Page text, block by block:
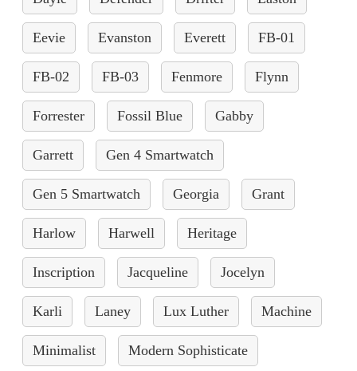
Eevie Evanston Everett FB-01
FB-02 FB-03 Fenmore Flynn
Forrester Fossil Blue Gabby
Garrett Gen 4 Smartwatch
Gen 5 Smartwatch Georgia Grant
Harlow Harwell Heritage
Inscription Jacqueline Jocelyn
Karli Laney Lux Luther Machine
Minimalist Modern Sophisticate